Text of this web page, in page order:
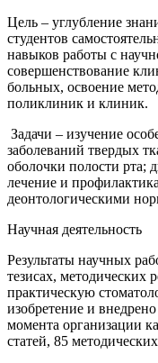
Цель – углубление
студентов
навыков работы с
совершенствование
больных, освоение
поликлиник и клиник.
Задачи – изучение
заболеваний твердых
оболочки полости рта;
лечение и
деонтологическими
Научная деятельность
Результаты научных
тезисах, методических
практическую
изобретение и
момента организации
статей, 85